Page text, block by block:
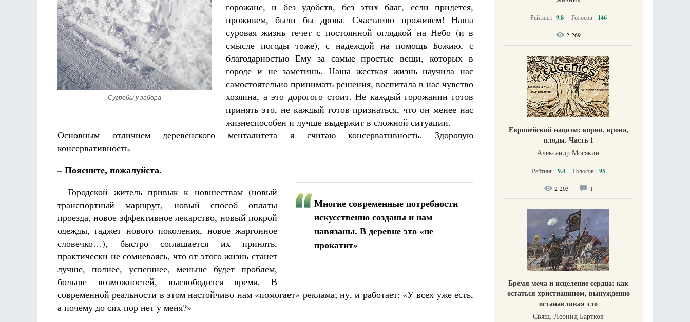
Сугробы у забора
горожане, и без удобств, без этих благ, если придется,
проживем, были бы дрова. Счастливо проживем! Наша
суровая жизнь течет с постоянной оглядкой на Небо (и в
смысле погоды тоже), с надеждой на помощь Божию, с
благодарностью Ему за самые простые вещи, которых в
городе и не заметишь. Наша жесткая жизнь научила нас
самостоятельно принимать решения, воспитала в нас чувство
хозяина, а это дорогого стоит. Не каждый горожанин готов
принять это, не каждый готов признаться, что он менее нас
жизнеспособен и лучше выдержит в сложной ситуации.
Основным отличием деревенского менталитета я считаю консервативность. Здоровую
консервативность.
Многие современные потребности
искусственно созданы и нам
навязаны. В деревне это «не
прокатит»
– Поясните, пожалуйста.
– Городской житель привык к новшествам (новый
транспортный маршрут, новый способ оплаты
проезда, новое эффективное лекарство, новый покрой
одежды, гаджет нового поколения, новое жаргонное
словечко…), быстро соглашается их принять,
практически не сомневаясь, что от этого жизнь станет
лучше, полнее, успешнее, меньше будет проблем,
больше возможностей, высвободится время. В
современной реальности в этом настойчиво нам «помогает» реклама; ну, и работает: «У всех уже есть,
а почему до сих пор нет у меня?»
Рейтинг: 9.8 Голосов: 146
2 269
Европейский нацизм: корни, крона,
плоды. Часть 1
Александр Мосякин
Рейтинг: 9.4 Голосов: 95
2 203 1
Бремя меча и исцеление сердца: как
остаться христианином, вынужденно
останавливая зло
Свящ. Леонид Бартков